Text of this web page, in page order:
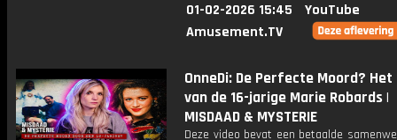
01-02-2026 15:45
YouTube
Amusement.TV
OnneDi: De Perfecte Moord? Het
van de 16-jarige Marie Robards |
MISDAAD & MYSTERIE
Deze video bevat een betaalde